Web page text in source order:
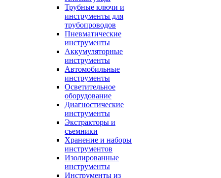
Трубные ключи и
инструменты для
трубопроводов
Пневматические
инструменты
Аккумуляторные
инструменты
Автомобильные
инструменты
Осветительное
оборудование
Диагностические
инструменты
Экстракторы и
съемники
Хранение и наборы
инструментов
Изолированные
инструменты
Инструменты из